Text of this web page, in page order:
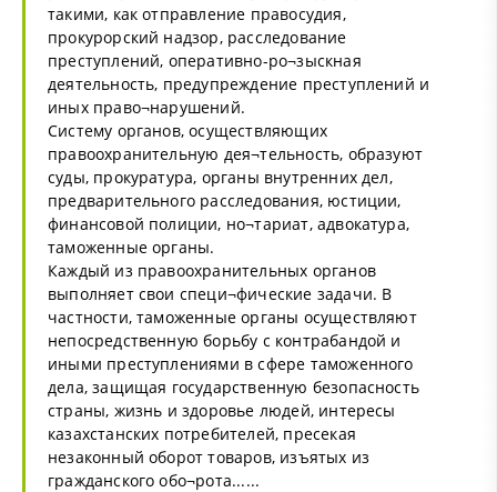
такими, как отправление правосудия,
прокурорский надзор, расследование
преступлений, оперативно-ро¬зыскная
деятельность, предупреждение преступлений и
иных право¬нарушений.
Систему органов, осуществляющих
правоохранительную дея¬тельность, образуют
суды, прокуратура, органы внутренних дел,
предварительного расследования, юстиции,
финансовой полиции, но¬тариат, адвокатура,
таможенные органы.
Каждый из правоохранительных органов
выполняет свои специ¬фические задачи. В
частности, таможенные органы осуществляют
непосредственную борьбу с контрабандой и
иными преступлениями в сфере таможенного
дела, защищая государственную безопасность
страны, жизнь и здоровье людей, интересы
казахстанских потребителей, пресекая
незаконный оборот товаров, изъятых из
гражданского обо¬рота......